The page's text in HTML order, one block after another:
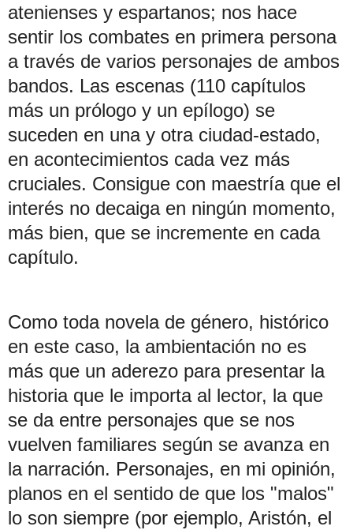
atenienses y espartanos; nos hace
sentir los combates en primera persona
a través de varios personajes de ambos
bandos. Las escenas (110 capítulos
más un prólogo y un epílogo) se
suceden en una y otra ciudad-estado,
en acontecimientos cada vez más
cruciales. Consigue con maestría que el
interés no decaiga en ningún momento,
más bien, que se incremente en cada
capítulo.
Como toda novela de género, histórico
en este caso, la ambientación no es
más que un aderezo para presentar la
historia que le importa al lector, la que
se da entre personajes que se nos
vuelven familiares según se avanza en
la narración. Personajes, en mi opinión,
planos en el sentido de que los "malos"
lo son siempre (por ejemplo, Aristón, el